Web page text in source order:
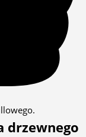
drzewnego